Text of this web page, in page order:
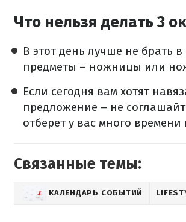
Что нельзя делать 3
В этот день лучше не брать в
предметы – ножницы или
Если сегодня вам хотят
предложение – не
отберет у вас много времени
Связанные темы:
КАЛЕНДАРЬ СОБЫТИЙ